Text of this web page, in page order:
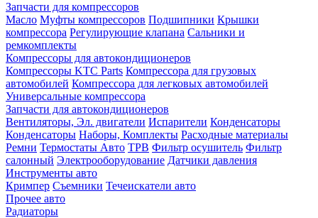
Запчасти для компрессоров
Масло Муфты компрессоров Подшипники Крышки
компрессора Регулирующие клапана Сальники и
ремкомплекты
Компрессоры для автокондиционеров
Компрессоры KTC Parts Компрессора для грузовых
автомобилей Компрессора для легковых автомобилей
Универсальные компрессора
Запчасти для автокондиционеров
Вентиляторы, Эл. двигатели Испарители Конденсаторы
Конденсаторы Наборы, Комплекты Расходные материалы
Ремни Термостаты Авто ТРВ Фильтр осушитель Фильтр
салонный Электрооборудование Датчики давления
Инструменты авто
Кримпер Съемники Течеискатели авто
Прочее авто
Радиаторы